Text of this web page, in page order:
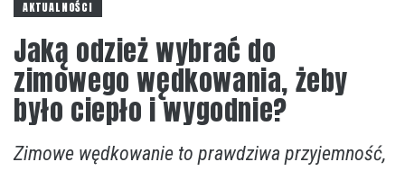
AKTUALNOŚCI
Jaką odzież wybrać do
zimowego wędkowania, żeby
było ciepło i wygodnie?
Zimowe wędkowanie to prawdziwa przyjemność,